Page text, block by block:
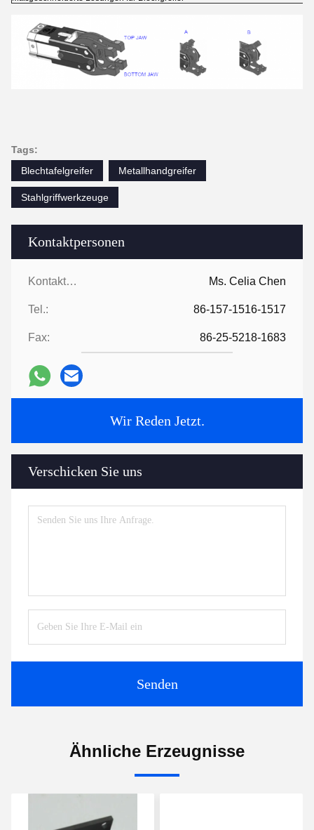
Kontaktpersonen
Kontaktpersonen: Ms. Celia Chen
Tel.: 86-157-1516-1517
Fax: 86-25-5218-1683
Wir Reden Jetzt.
Verschicken Sie uns
Senden
Tags:
Blechtafelgreifer
Metallhandgreifer
Stahlgriffwerkzeuge
Ähnliche Erzeugnisse